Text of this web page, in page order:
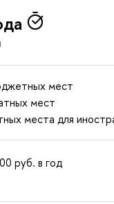
мест
мест
места для
руб. в год